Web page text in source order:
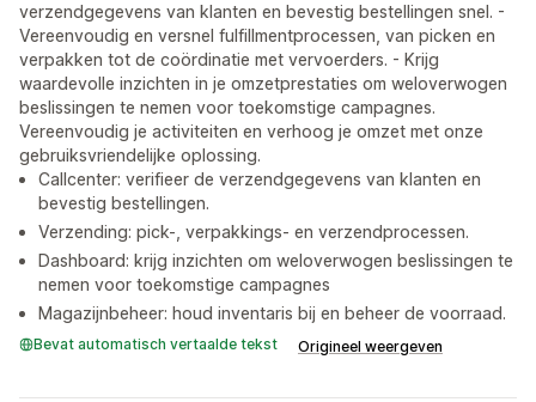
verzendgegevens van klanten en bevestig bestellingen snel. -
Vereenvoudig en versnel fulfillmentprocessen, van picken en
verpakken tot de coördinatie met vervoerders. - Krijg
waardevolle inzichten in je omzetprestaties om weloverwogen
beslissingen te nemen voor toekomstige campagnes.
Vereenvoudig je activiteiten en verhoog je omzet met onze
gebruiksvriendelijke oplossing.
Callcenter: verifieer de verzendgegevens van klanten en
bevestig bestellingen.
Verzending: pick-, verpakkings- en verzendprocessen.
Dashboard: krijg inzichten om weloverwogen beslissingen te
nemen voor toekomstige campagnes
Magazijnbeheer: houd inventaris bij en beheer de voorraad.
Bevat automatisch vertaalde tekst Origineel weergeven